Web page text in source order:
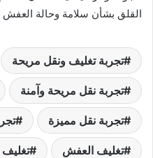
القلق بشأن سلامة وحالة
تجربة تغليف ونقل مريحة
تجربة نقل مريحة وآمنة
تجربة نقل مميزة
تغليف العفش